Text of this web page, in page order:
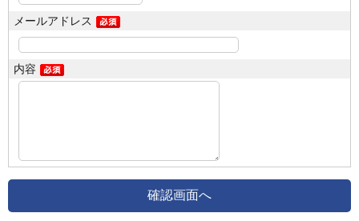
メールアドレス
内容